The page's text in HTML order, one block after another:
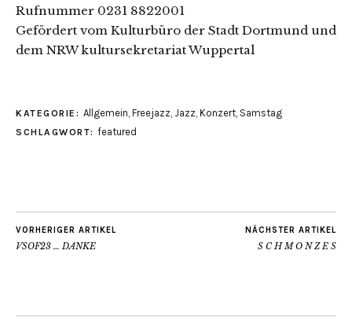
Rufnummer 0231 8822001
Gefördert vom Kulturbüro der Stadt Dortmund und
dem NRW kultursekretariat Wuppertal
KATEGORIE: Allgemein, Freejazz, Jazz, Konzert, Samstag
SCHLAGWORT: featured
VORHERIGER ARTIKEL
VSOF23 … DANKE
NÄCHSTER ARTIKEL
S C H M O N Z E S